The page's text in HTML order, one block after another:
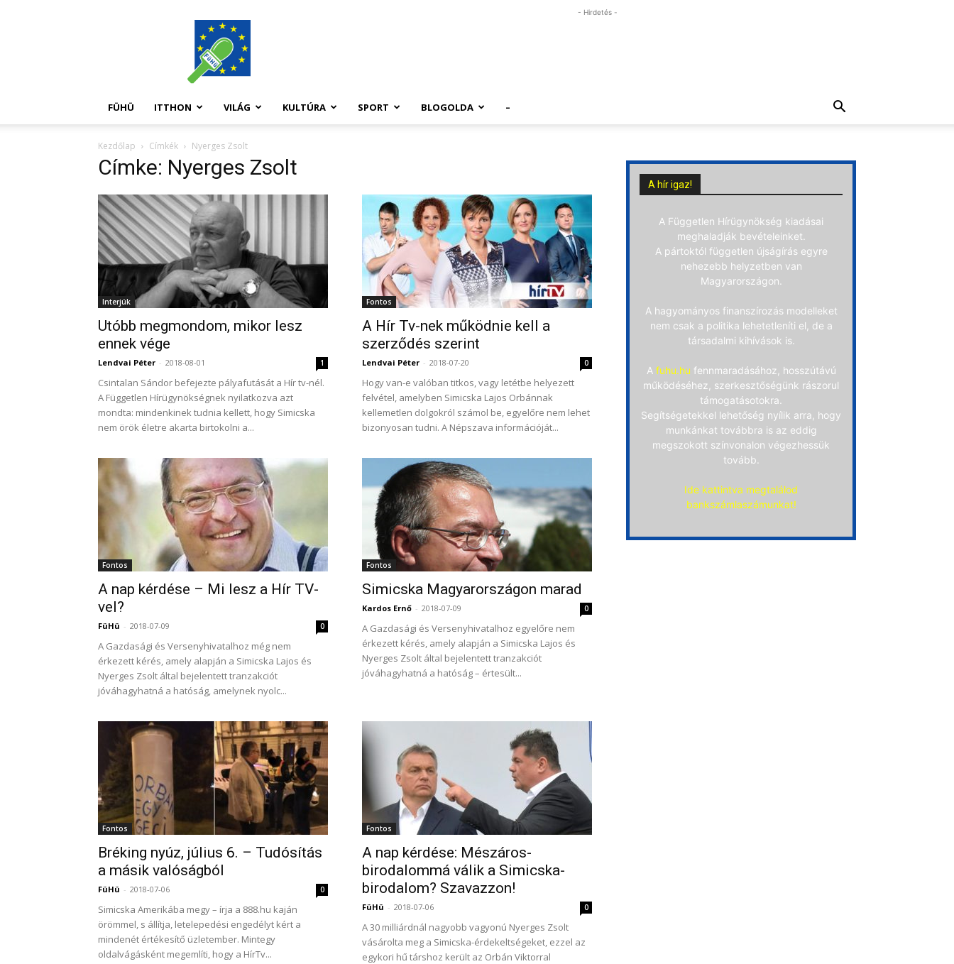
FüHü
- Hirdetés -
FÜHÜ ITTHON VILÁG KULTÚRA SPORT BLOGOLDA –
Kezdőlap Címkék Nyerges Zsolt
Címke: Nyerges Zsolt
Interjúk
Utóbb megmondom, mikor lesz
ennek vége
Lendvai Péter - 2018-08-01 1
Csintalan Sándor befejezte pályafutását a Hír tv-nél.
A Független Hírügynökségnek nyilatkozva azt
mondta: mindenkinek tudnia kellett, hogy Simicska
nem örök életre akarta birtokolni a...
Fontos
A Hír Tv-nek működnie kell a
szerződés szerint
Lendvai Péter - 2018-07-20 0
Hogy van-e valóban titkos, vagy letétbe helyezett
felvétel, amelyben Simicska Lajos Orbánnak
kellemetlen dolgokról számol be, egyelőre nem lehet
bizonyosan tudni. A Népszava információját...
Fontos
A nap kérdése – Mi lesz a Hír TV-
vel?
FüHü - 2018-07-09 0
A Gazdasági és Versenyhivatalhoz még nem
érkezett kérés, amely alapján a Simicska Lajos és
Nyerges Zsolt által bejelentett tranzakciót
jóváhagyhatná a hatóság, amelynek nyolc...
Fontos
Simicska Magyarországon marad
Kardos Ernő - 2018-07-09 0
A Gazdasági és Versenyhivatalhoz egyelőre nem
érkezett kérés, amely alapján a Simicska Lajos és
Nyerges Zsolt által bejelentett tranzakciót
jóváhagyhatná a hatóság – értesült...
Fontos
Bréking nyúz, július 6. – Tudósítás
a másik valóságból
FüHü - 2018-07-06 0
Simicska Amerikába megy – írja a 888.hu kaján
örömmel, s állítja, letelepedési engedélyt kért a
mindenét értékesítő üzletember. Mintegy
oldalvágásként megemlíti, hogy a HírTv...
Fontos
A nap kérdése: Mészáros-
birodalommá válik a Simicska-
birodalom? Szavazzon!
FüHü - 2018-07-06 0
A 30 milliárdnál nagyobb vagyonú Nyerges Zsolt
vásárolta meg a Simicska-érdekeltségeket, ezzel az
egykori hű társhoz került az Orbán Viktorral
A hír igaz!
A Független Hírügynökség kiadásai
meghaladják bevételeinket.
A pártoktól független újságírás egyre
nehezebb helyzetben van
Magyarországon.
A hagyományos finanszírozás modelleket
nem csak a politika lehetetleníti el, de a
társadalmi kihívások is.
A fuhu.hu fennmaradásához, hosszútávú
működéséhez, szerkesztőségünk rászorul
támogatásotokra.
Segítségetekkel lehetőség nyílik arra, hogy
munkánkat továbbra is az eddig
megszokott színvonalon végezhessük
tovább.
Ide kattintva megtalálod
bankszámlaszámunkat!